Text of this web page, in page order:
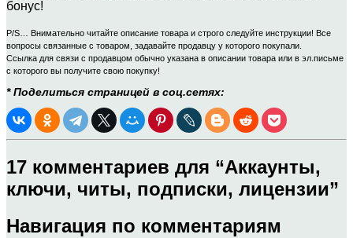
бонус!
P/S… Внимательно читайте описание товара и строго следуйте инструкции! Все
вопросы связанные с товаром, задавайте продавцу у которого покупали.
Ссылка для связи с продавцом обычно указана в описании товара или в эл.письме
с которого вы получите свою покупку!
* Поделиться страницей в соц.сетях:
17 комментариев для “Аккаунты,
ключи, читы, подписки, лицензии”
Навигация по комментариям